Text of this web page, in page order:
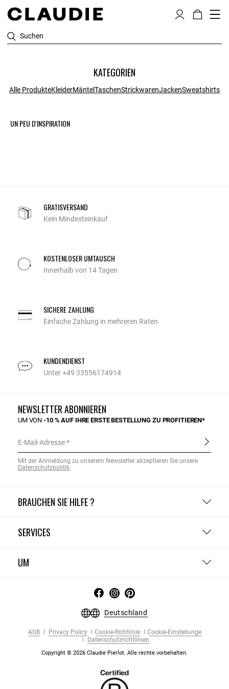
Suchen
KATEGORIEN
Alle ProdukteKleiderMäntelTaschenStrickwarenJackenSweatshirts
UN PEU D'INSPIRATION
GRATISVERSAND
Kein Mindesteinkauf
KOSTENLOSER UMTAUSCH
Innerhalb von 14 Tagen
SICHERE ZAHLUNG
Einfache Zahlung in mehreren Raten
KUNDENDIENST
Unter +49 33556174914
BRAUCHEN SIE HILFE ?
SERVICES
UM
NEWSLETTER ABONNIEREN
UM VON-10 % AUF IHRE ERSTE BESTELLUNG ZU PROFITIEREN*
E-Mail-Adresse
Mit der Anmeldung zu unserem Newsletter akzeptieren Sie unsere
Datenschutzpolitik.
Deutschland
AGB Privacy Policy Cookie-Richtlinie
Cookie-Einstellunge
Datenschutzrichtlinien
Copyright © 2026 Claudie Pierlot. Alle rechte vorbehalten.